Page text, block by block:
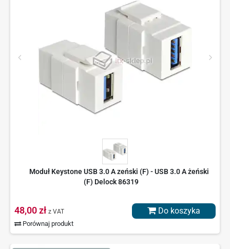
Moduł Keystone USB 3.0 A zeński (F) - USB 3.0 A żeński
(F) Delock 86319
48,00 zł z VAT
Porównaj produkt
Do koszyka